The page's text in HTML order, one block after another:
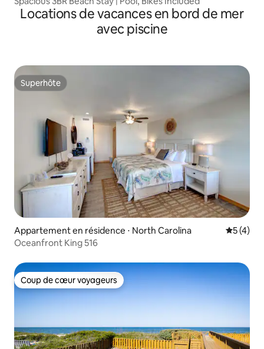
Locations de vacances en bord de mer
avec piscine
Superhôte
Superhôte
Appartement en résidence ⋅ North Carolina
5 (4)
Oceanfront King 516
Coup de cœur voyageurs
Coup de cœur voyageurs